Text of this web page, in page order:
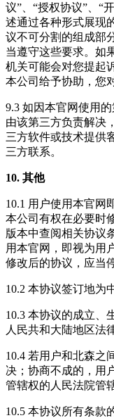
议”、“授权协议”、“
述通过各种形式展现
议不可分割的组成部
当遵守这些要求。如
机关可能会对您提起
本公司给予协助，您
9.3 如因本官网使用
由该第三方负责解决
三方软件或技术提供
三方联系。
10. 其他
10.1 用户使用本官网
本公司有权在必要时
版本中查阅相关协议
用本官网，即视为用
修改后的协议，应当
10.2 本协议签订地为
10.3 本协议的成立、
人民共和大陆地区法
10.4 若用户和北森之
决；协商不成的，用
管辖权的人民法院管
10.5 本协议所有条款